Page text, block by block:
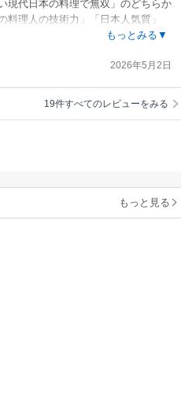
現代日本の料理で無双」のどちらか
理人の技術力」「日本人気質」
植物の調理」がきちんと融合されて
所があった。胡桃の伏線回収は「お
？」とか「明らかにドラゴンぽい子
画と思えば味になっていると思う
いう子もいるだろ！」くらいに考
含めてこの漫画大好き。主人公含め
もマヨネーズも、代替品を含めてな
世界漫画商業に置いてはもうお腹
入。
もっとみる▼
2026年5月2日
19件すべてのレビューをみる
もっと見る